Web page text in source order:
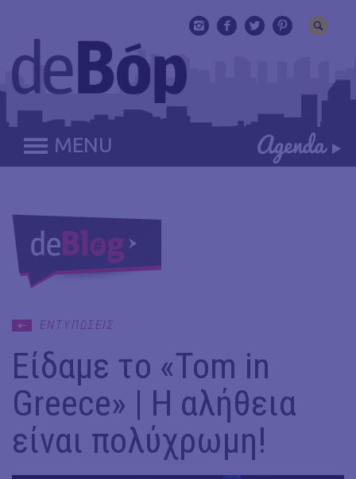
MENU
ΕΝΤΥΠΩΣΕΙΣ
Είδαμε το «Tom in
Greece» | Η αλήθεια
είναι πολύχρωμη!